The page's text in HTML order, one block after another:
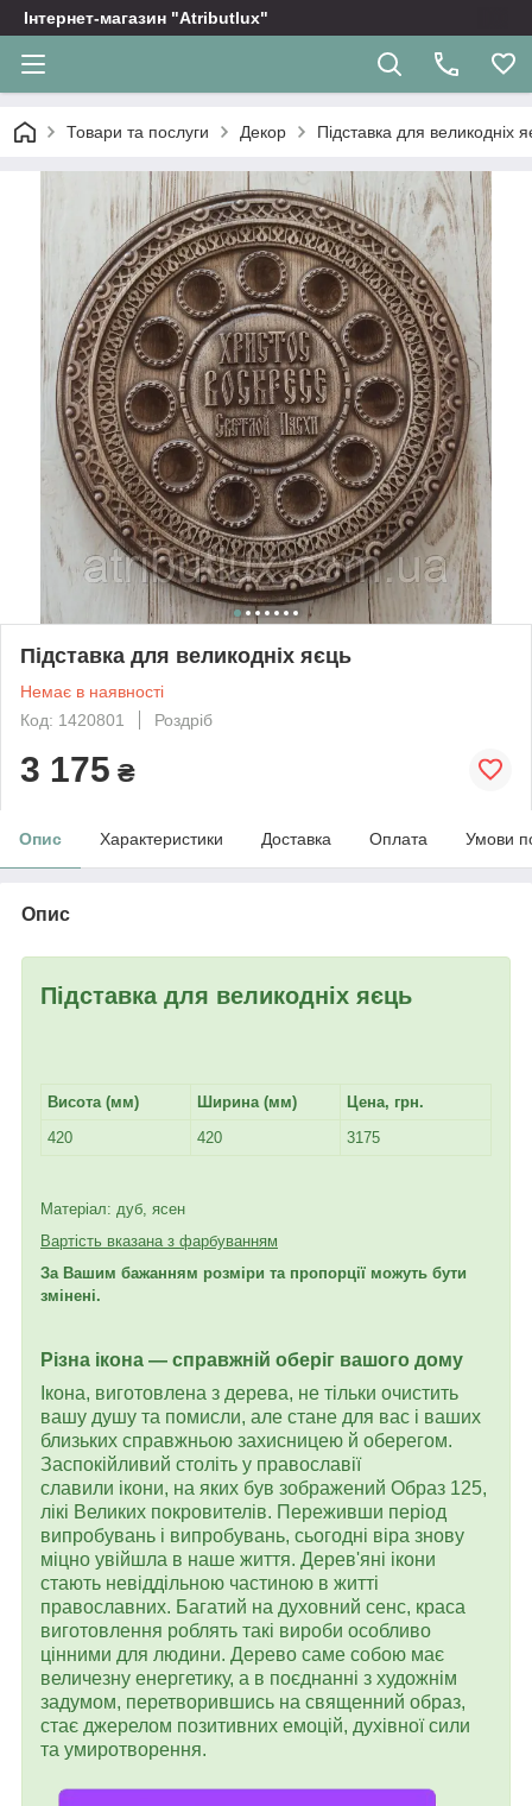
Інтернет-магазин "Atributlux"
Товари та послуги Декор Підставка для великодніх
Підставка для великодніх яєць
Немає в наявності
Код: 1420801
Роздріб
3 175 ₴
Опис Характеристики Доставка Оплата Умови
Опис
Підставка для великодніх яєць
Висота (мм) Ширина (мм)
Цена, грн.
420
420 3175
Матеріал: дуб, ясен
Вартість вказана з фарбуванням
За Вашим бажанням розміри та пропорції можуть бути
змінені.
Різна ікона — справжній оберіг вашого дому
Ікона, виготовлена з дерева, не тільки очистить
вашу душу та помисли, але стане для вас і ваших
близьких справжньою захисницею й оберегом.
Заспокійливий століть у православії
славили ікони, на яких був зображений Образ 125,
лікі Великих покровителів. Переживши період
випробувань і випробувань, сьогодні віра знову
міцно увійшла в наше життя. Дерев'яні ікони
стають невіддільною частиною в житті
православних. Багатий на духовний сенс, краса
виготовлення роблять такі вироби особливо
цінними для людини. Дерево саме собою має
величезну енергетику, а в поєднанні з художнім
задумом, перетворившись на священний образ,
стає джерелом позитивних емоцій, духівної сили
та умиротворення.